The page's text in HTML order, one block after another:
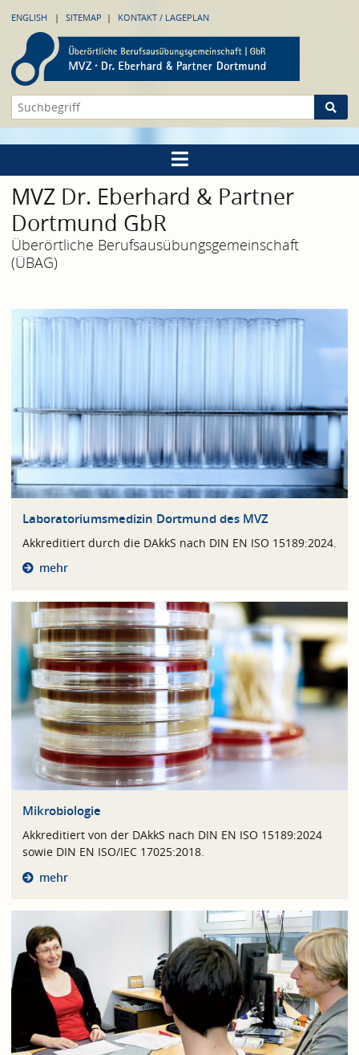
ENGLISH SITEMAP KONTAKT / LAGEPLAN
MVZ Dr. Eberhard & Partner
Dortmund GbR
Überörtliche Berufsausübungsgemeinschaft
(ÜBAG)
Laboratoriumsmedizin Dortmund des MVZ
Akkreditiert durch die DAkkS nach DIN EN ISO 15189:2024.
mehr
Mikrobiologie
Akkreditiert von der DAkkS nach DIN EN ISO 15189:2024
sowie DIN EN ISO/IEC 17025:2018.
mehr